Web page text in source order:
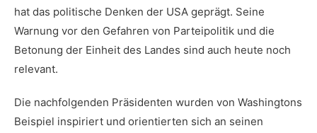
hat das politische Denken der USA geprägt. Seine
Warnung vor den Gefahren von Parteipolitik und ⁤die
⁤Betonung der ⁣Einheit des ‍Landes sind auch heute noch
relevant.
Die nachfolgenden Präsidenten wurden ‌von Washingtons
​Beispiel inspiriert und orientierten sich⁢ an seinen